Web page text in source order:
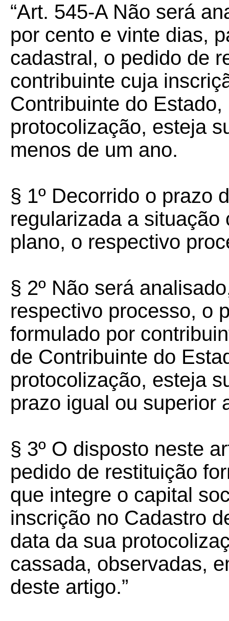
“Art. 545-A Não será
por cento e vinte dias,
cadastral, o pedido de
contribuinte cuja
Contribuinte do
protocolização, esteja
menos de um ano.
§ 1º Decorrido o prazo
regularizada a
plano, o respectivo
§ 2º Não será
respectivo processo, o
formulado por
de Contribuinte do
protocolização, esteja
prazo igual ou superior
§ 3º O disposto neste
pedido de restituição
que integre o capital
inscrição no Cadastro
data da sua
cassada, observadas,
deste artigo.”